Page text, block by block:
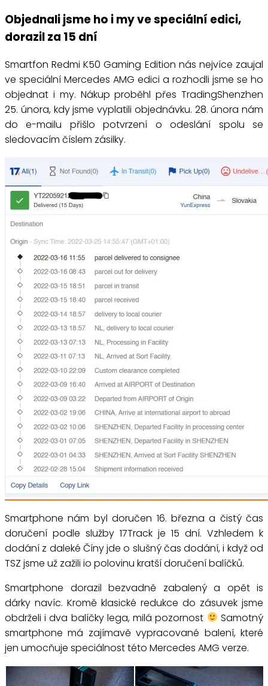
Objednali jsme ho i my ve speciální edici,
dorazil za 15 dní
Smartfon Redmi K50 Gaming Edition nás nejvíce zaujal
ve speciální Mercedes AMG edici a rozhodli jsme se ho
objednat i my. Nákup proběhl přes TradingShenzhen
25. února, kdy jsme vyplatili objednávku. 28. února nám
do e-mailu přišlo potvrzení o odeslání spolu se
sledovacím číslem zásilky.
Smartphone nám byl doručen 16. března a čistý čas
doručení podle služby 17Track je 15 dní. Vzhledem k
dodání z daleké Číny jde o slušný čas dodání, i když od
TSZ jsme už zažili io polovinu kratší doručení balíčků.
Smartphone dorazil bezvadně zabalený a opět is
dárky navíc. Kromě klasické redukce do zásuvek jsme
obdrželi i dva balíčky lega, milá pozornost
Samotný
smartphone má zajímavě vypracované balení, které
jen umocňuje speciálnost této Mercedes AMG verze.